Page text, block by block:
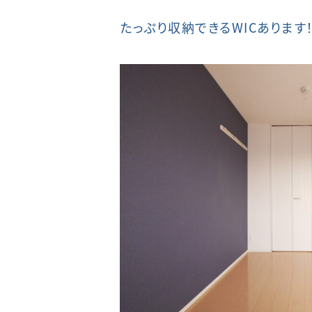
たっぷり収納できるWICあります